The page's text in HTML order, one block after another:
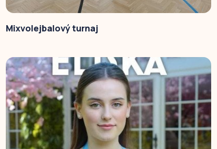
Mixvolejbalový turnaj